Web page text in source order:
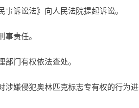
诉讼法》向人民法院提起诉讼。
责任。
门有权依法查处。
嫌侵犯奥林匹克标志专有权的行为